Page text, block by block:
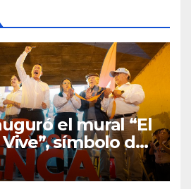
el mural “El
símbolo de
del